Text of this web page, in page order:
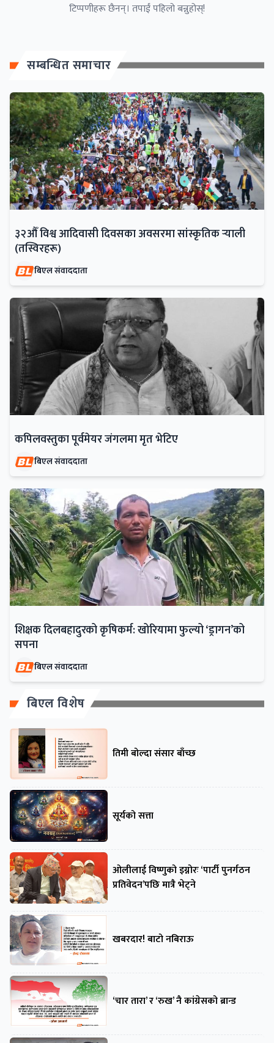
टिप्पणीहरू छैनन्। तपाईं पहिलो बन्नुहोस्!
सम्बन्धित समाचार
३२औँ विश्व आदिवासी दिवसका अवसरमा सांस्कृतिक र्‍याली
(तस्विरहरू)
बिएल संवाददाता
कपिलवस्तुका पूर्वमेयर जंगलमा मृत भेटिए
बिएल संवाददाता
शिक्षक दिलबहादुरको कृषिकर्म: खोरियामा फुल्यो ‘ड्रागन’को
सपना
बिएल संवाददाता
बिएल विशेष
तिमी बोल्दा संसार बाँच्छ
सूर्यको सत्ता
ओलीलाई विष्णुको इग्नोरः ‘पार्टी पुनर्गठन
प्रतिवेदन’पछि मात्रै भेट्ने
खबरदार! बाटो नबिराऊ
‘चार तारा’ र ‘रुख’ नै कांग्रेसको ब्रान्ड